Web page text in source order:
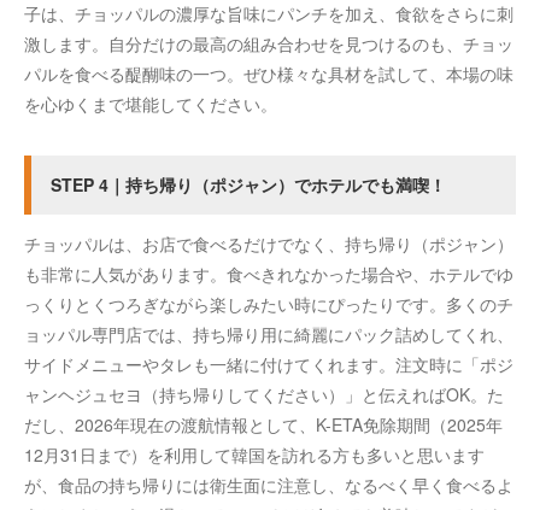
子は、チョッパルの濃厚な旨味にパンチを加え、食欲をさらに刺
激します。自分だけの最高の組み合わせを見つけるのも、チョッ
パルを食べる醍醐味の一つ。ぜひ様々な具材を試して、本場の味
を心ゆくまで堪能してください。
STEP 4｜持ち帰り（ポジャン）でホテルでも満喫！
チョッパルは、お店で食べるだけでなく、持ち帰り（ポジャン）
も非常に人気があります。食べきれなかった場合や、ホテルでゆ
っくりとくつろぎながら楽しみたい時にぴったりです。多くのチ
ョッパル専門店では、持ち帰り用に綺麗にパック詰めしてくれ、
サイドメニューやタレも一緒に付けてくれます。注文時に「ポジ
ャンヘジュセヨ（持ち帰りしてください）」と伝えればOK。た
だし、2026年現在の渡航情報として、K-ETA免除期間（2025年
12月31日まで）を利用して韓国を訪れる方も多いと思います
が、食品の持ち帰りには衛生面に注意し、なるべく早く食べるよ